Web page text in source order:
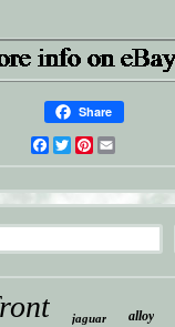
Share
Facebook
TwitterPinterest
jaguar alloy